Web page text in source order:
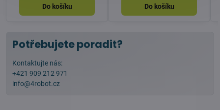
Do košíku Do košíku
Potřebujete poradit?
Kontaktujte nás:
+421 909 212 971
info@4robot.cz